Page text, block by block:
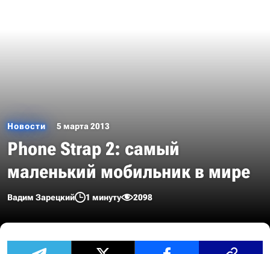
Новости 5 марта 2013
Phone Strap 2: самый
маленький мобильник в мире
Вадим Зарецкий 1 минуту 2098